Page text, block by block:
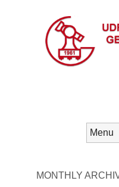
MONTHLY